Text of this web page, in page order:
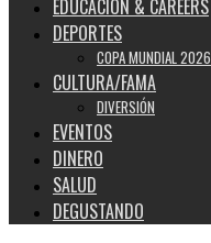
EDUCACIÓN & CAREERS
DEPORTES
COPA MUNDIAL 2026
CULTURA/FAMA
DIVERSIÓN
EVENTOS
DINERO
SALUD
DEGUSTANDO